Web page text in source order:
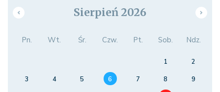
Sierpień 2026
Pn. Wt. Śr. Czw. Pt. Sob. Ndz.
1
2
3
4 5 6 7 8
9